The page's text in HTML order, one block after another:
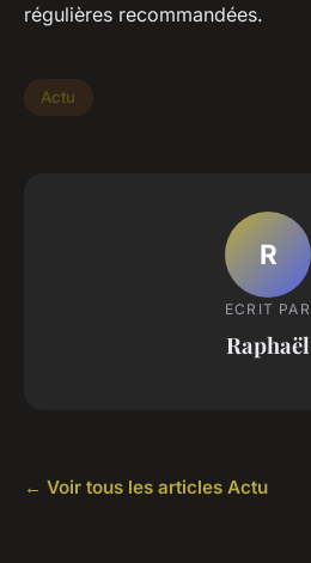
régulières recommandées.
Actu
R
ECRIT PAR
Raphaël
← Voir tous les articles Actu